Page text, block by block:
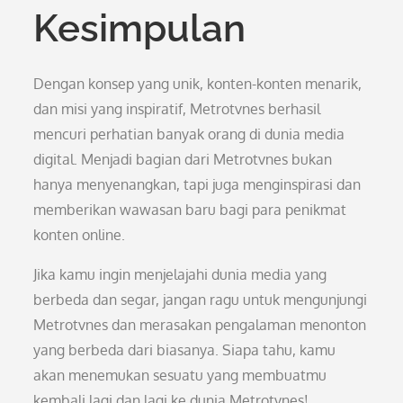
Kesimpulan
Dengan konsep yang unik, konten-konten menarik,
dan misi yang inspiratif, Metrotvnes berhasil
mencuri perhatian banyak orang di dunia media
digital. Menjadi bagian dari Metrotvnes bukan
hanya menyenangkan, tapi juga menginspirasi dan
memberikan wawasan baru bagi para penikmat
konten online.
Jika kamu ingin menjelajahi dunia media yang
berbeda dan segar, jangan ragu untuk mengunjungi
Metrotvnes dan merasakan pengalaman menonton
yang berbeda dari biasanya. Siapa tahu, kamu
akan menemukan sesuatu yang membuatmu